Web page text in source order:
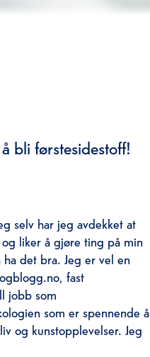
bli førstesidestoff!
selv har jeg avdekket at
liker å gjøre ting på min
det bra. Jeg er vel en
fast
jobb som
som er spennende å
og kunstopplevelser. Jeg